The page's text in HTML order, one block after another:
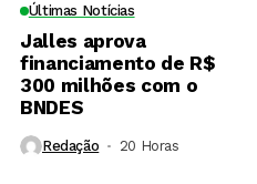
Últimas Notícias
Jalles aprova
financiamento de R$
300 milhões com o
BNDES
Redação 20 Horas ⁮